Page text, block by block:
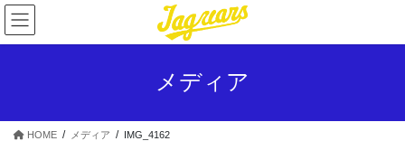
コ
ン
テ
ス
ナ
ビ
ゲ
ン
メディア
HOME メディア IMG_4162